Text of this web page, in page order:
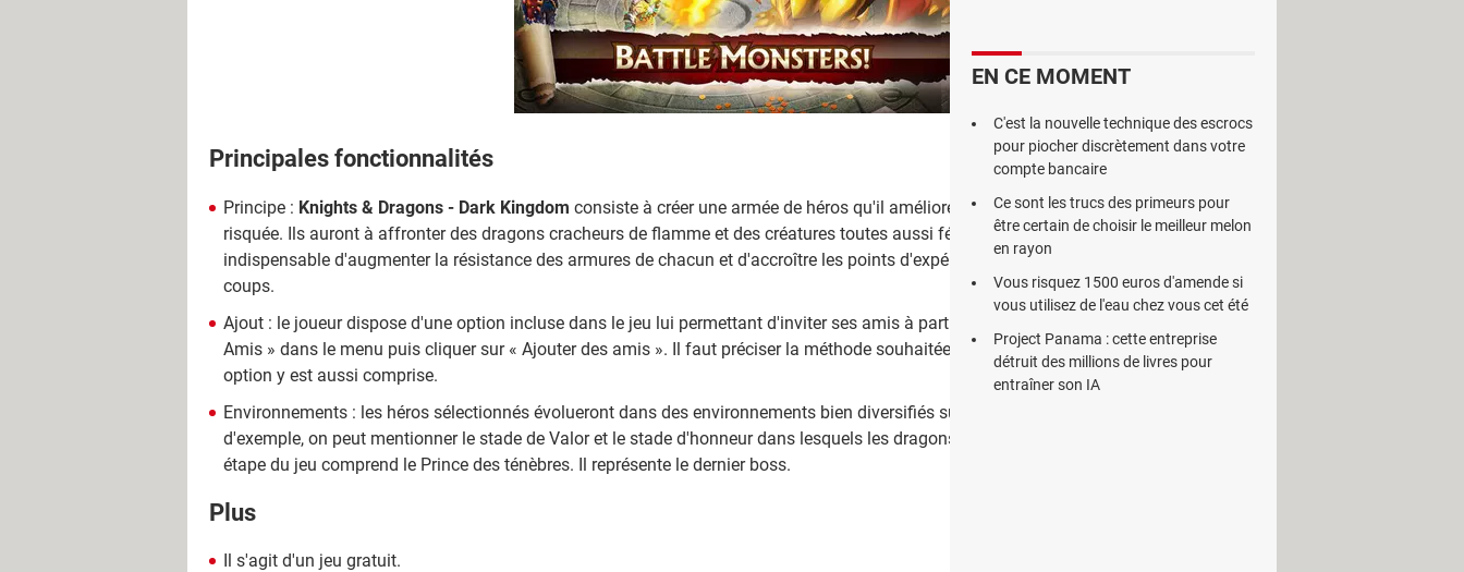
Principales fonctionnalités
Principe : Knights & Dragons - Dark Kingdom consiste à créer une armée de héros qu'il améliorera et mènera dans une aventure
risquée. Ils auront à affronter des dragons cracheurs de flamme et des créatures toutes aussi féroces les unes que les autres. Il est
indispensable d'augmenter la résistance des armures de chacun et d'accroître les points d'expérience pour multiplier la puissance des
coups.
Ajout : le joueur dispose d'une option incluse dans le jeu lui permettant d'inviter ses amis à participer. Pour ce faire, il doit sélectionner «
Amis » dans le menu puis cliquer sur « Ajouter des amis ». Il faut préciser la méthode souhaitée pour l'ajout d'amis durant le jeu. Cette
option y est aussi comprise.
Environnements : les héros sélectionnés évolueront dans des environnements bien diversifiés suivant les quêtes à accomplir. A titre
d'exemple, on peut mentionner le stade de Valor et le stade d'honneur dans lesquels les dragons les plus violents résident. La dernière
étape du jeu comprend le Prince des ténèbres. Il représente le dernier boss.
Plus
Il s'agit d'un jeu gratuit.
EN CE MOMENT
C'est la nouvelle technique des escrocs
pour piocher discrètement dans votre
compte bancaire
Ce sont les trucs des primeurs pour
être certain de choisir le meilleur melon
en rayon
Vous risquez 1500 euros d'amende si
vous utilisez de l'eau chez vous cet été
Project Panama : cette entreprise
détruit des millions de livres pour
entraîner son IA